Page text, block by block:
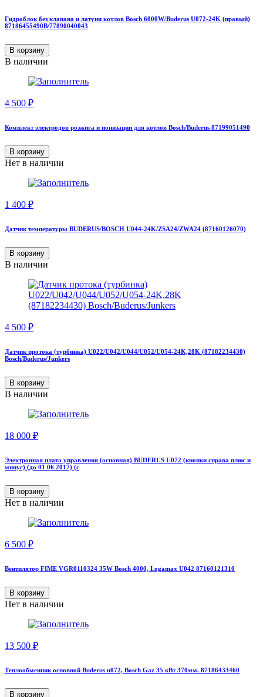
Гидроблок без клапана и латуни котлов Bosch 6000W/Buderus U072-24K (правый)
87186455490B/77890040043
В корзину
В наличии
4 500 ₽
Комплект электродов розжига и ионизации для котлов Bosch/Buderus 87199051490
В корзину
Нет в наличии
1 400 ₽
Датчик температуры BUDERUS/BOSCH U044-24K/ZSA24/ZWA24 (87160126070)
В корзину
В наличии
4 500 ₽
Датчик протока (турбинка) U022/U042/U044/U052/U054-24K,28K (87182234430)
Bosch/Buderus/Junkers
В корзину
В наличии
18 000 ₽
Электронная плата управления (основная) BUDERUS U072 (кнопки справа плюс и
минус) (до 01 06 2017) (с
В корзину
Нет в наличии
6 500 ₽
Вентилятор FIME VGR0110324 35W Bosch 4000, Logamax U042 87160121310
В корзину
Нет в наличии
13 500 ₽
Теплообменник основной Buderus u072, Bosch Gaz 35 кВт 370мм. 87186433460
В корзину